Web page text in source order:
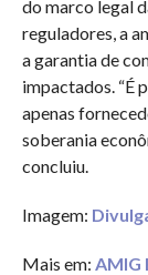
do marco legal
reguladores, a
a garantia de
impactados. “É
apenas
soberania
concluiu.
Imagem:
Mais em: AMIG